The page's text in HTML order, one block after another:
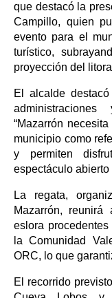
que destacó la
Campillo, quien
evento para el
turístico,
proyección del
El alcalde
“Mazarrón
municipio como
y permiten
espectáculo abierto
La regata,
Mazarrón,
eslora
la Comunidad
ORC, lo que
El recorrido